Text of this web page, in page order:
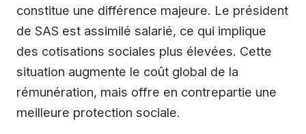
constitue une différence majeure. Le président
de SAS est assimilé salarié, ce qui implique
des cotisations sociales plus élevées. Cette
situation augmente le coût global de la
rémunération, mais offre en contrepartie une
meilleure protection sociale.